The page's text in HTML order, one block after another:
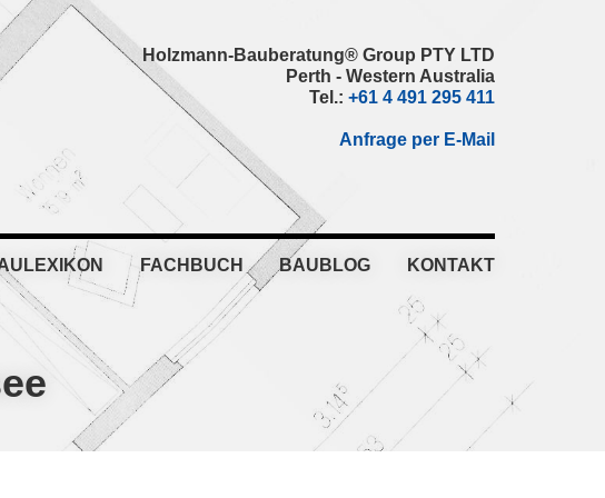
Holzmann-Bauberatung® Group PTY LTD
Perth - Western Australia
Tel.: +61 4 491 295 411
Anfrage per E-Mail
FACHBUCH BAUBLOG KONTAKT